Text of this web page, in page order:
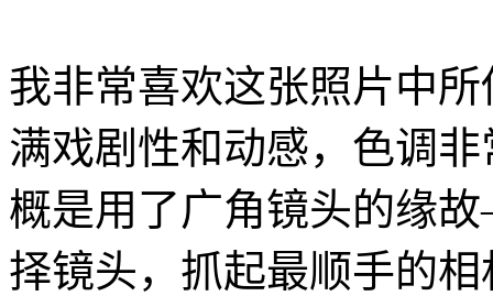
我非常喜欢这张照片中
满戏剧性和动感，色调
概是用了广角镜头的缘
择镜头，抓起最顺手的